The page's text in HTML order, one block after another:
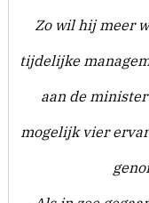
Zo wil hij meer
tijdelijke
aan de
mogelijk vier